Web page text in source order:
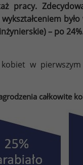
pracy.
– po
w
całkowite